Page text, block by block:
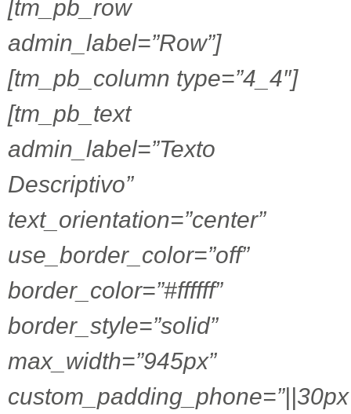
[tm_pb_row
admin_label=”Row”]
[tm_pb_column type=”4_4″]
[tm_pb_text
admin_label=”Texto
Descriptivo”
text_orientation=”center”
use_border_color=”off”
border_color=”#ffffff”
border_style=”solid”
max_width=”945px”